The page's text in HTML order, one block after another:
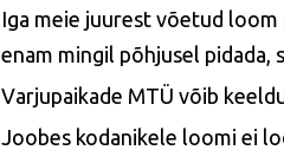
Iga meie juurest võetud loom
enam mingil põhjusel pidada,
Varjupaikade MTÜ võib
Joobes kodanikele loomi ei